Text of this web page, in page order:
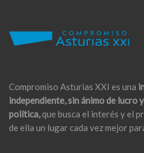
Compromiso Asturias XXI es una
independiente, sin ánimo de lucro
política,que busca el interés y el
de ella un lugar cada vez mejor